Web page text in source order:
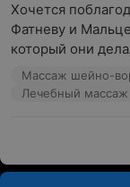
Хочется
Фатневу и
который они
Массаж шейно-
Лечебный массаж